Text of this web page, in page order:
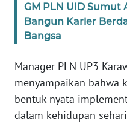
GM PLN UID Sumut
Bangun Karier
Bangsa
Manager PLN UP3
menyampaikan bahwa
bentuk nyata
dalam kehidupan
WN
NTT
KEPRI
WN
PAPUA